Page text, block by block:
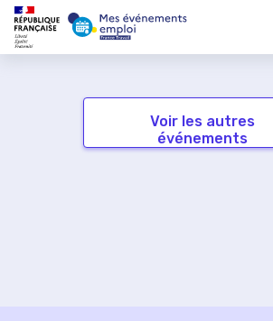
Voir les autres
événements